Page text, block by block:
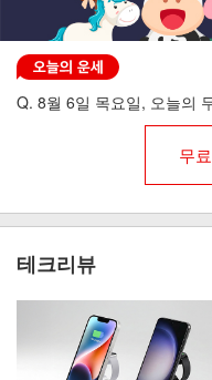
Q. 8월 6일 목요일, 오늘의
무
테크리뷰